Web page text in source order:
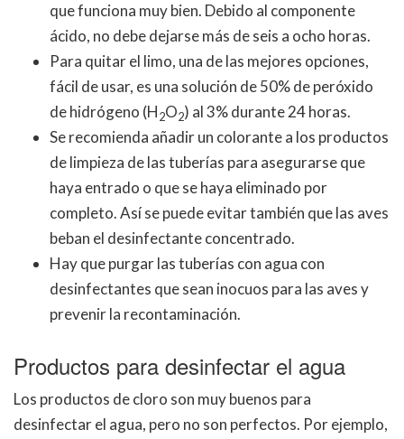
que funciona muy bien. Debido al componente
ácido, no debe dejarse más de seis a ocho horas.
Para quitar el limo, una de las mejores opciones,
fácil de usar, es una solución de 50% de peróxido
de hidrógeno (H2O2) al 3% durante 24 horas.
Se recomienda añadir un colorante a los productos
de limpieza de las tuberías para asegurarse que
haya entrado o que se haya eliminado por
completo. Así se puede evitar también que las aves
beban el desinfectante concentrado.
Hay que purgar las tuberías con agua con
desinfectantes que sean inocuos para las aves y
prevenir la recontaminación.
Productos para desinfectar el agua
Los productos de cloro son muy buenos para
desinfectar el agua, pero no son perfectos. Por ejemplo,